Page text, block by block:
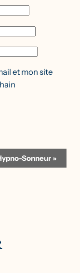
et mon site
Sonneur »